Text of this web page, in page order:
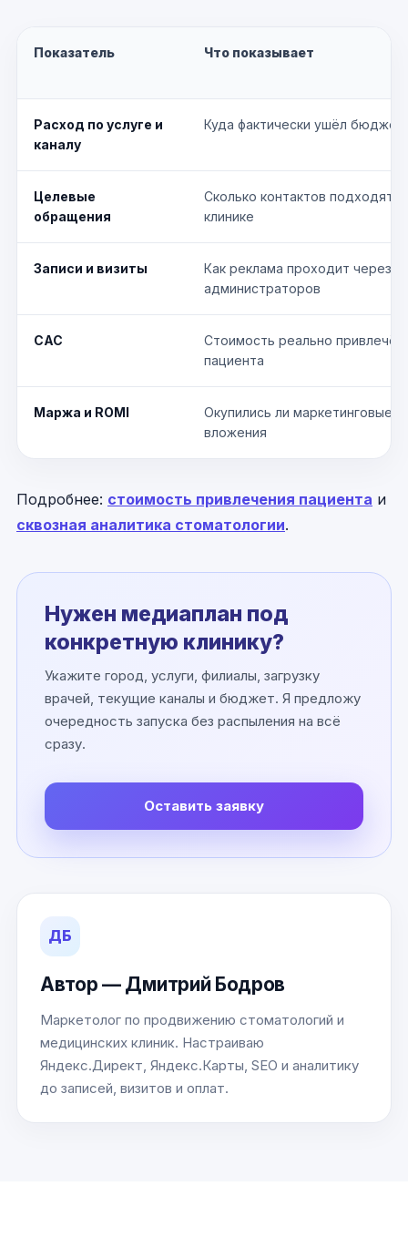
Показатель Что показывает
Расход по услуге и
каналу
Куда фактически ушёл бюджет
Целевые
обращения
Сколько контактов подходят
клинике
Записи и визиты
Как реклама проходит через
администраторов
CAC
Стоимость реально
пациента
Маржа и ROMI
Окупились ли маркетинговые
вложения
Подробнее: стоимость привлечения пациента и
сквозная аналитика стоматологии.
Нужен медиаплан под
конкретную клинику?
Укажите город, услуги, филиалы, загрузку
врачей, текущие каналы и бюджет. Я предложу
очередность запуска без распыления на всё
сразу.
Оставить заявку
ДБ
Автор — Дмитрий Бодров
Маркетолог по продвижению стоматологий и
медицинских клиник. Настраиваю
Яндекс.Директ, Яндекс.Карты, SEO и аналитику
до записей, визитов и оплат.